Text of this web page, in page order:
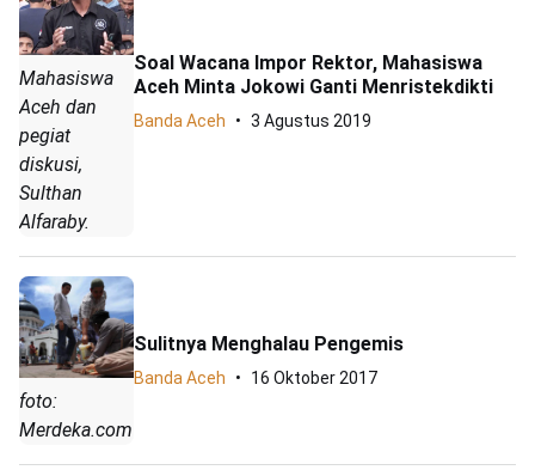
Mahasiswa
Aceh dan
pegiat
diskusi,
Sulthan
Alfaraby.
Soal Wacana Impor Rektor, Mahasiswa
Aceh Minta Jokowi Ganti Menristekdikti
Banda Aceh 3 Agustus 2019
foto:
Merdeka.com
Sulitnya Menghalau Pengemis
Banda Aceh 16 Oktober 2017